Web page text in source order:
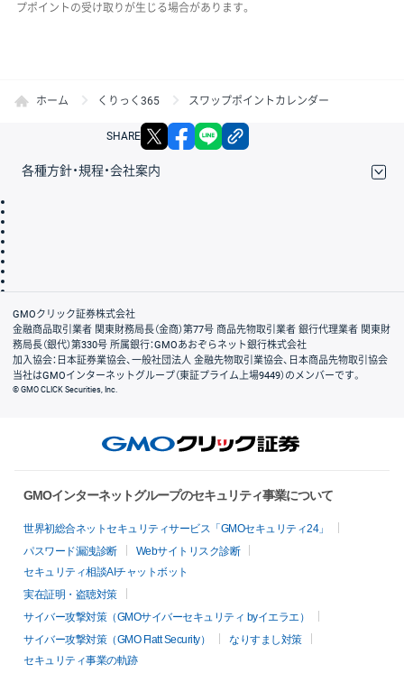
プポイントの受け取りが生じる場合があります。
ホーム くりっく365 スワップポイントカレンダー
SHARE X facebook
各種方針・規程・会社案内
会社案内
GMOクリック証券株式会社
金融商品取引業者 関東財務局長（金商）第77号 商品先物取引業者 銀行代理業者 関東財
務局長（銀代）第330号 所属銀行：GMOあおぞらネット銀行株式会社
加入協会：日本証券業協会、一般社団法人 金融先物取引業協会、日本商品先物取引協会
当社はGMOインターネットグループ（東証プライム上場9449）のメンバーです。
© GMO CLICK Securities, Inc.
GMOインターネットグループのセキュリティ事業について
世界初総合ネットセキュリティサービス「GMOセキュリティ24」
パスワード漏洩診断
Webサイトリスク診断
セキュリティ相談AIチャットボット
実在証明・盗聴対策
サイバー攻撃対策（GMOサイバーセキュリティ byイエラエ）
サイバー攻撃対策（GMO Flatt Security）
なりすまし対策
セキュリティ事業の軌跡